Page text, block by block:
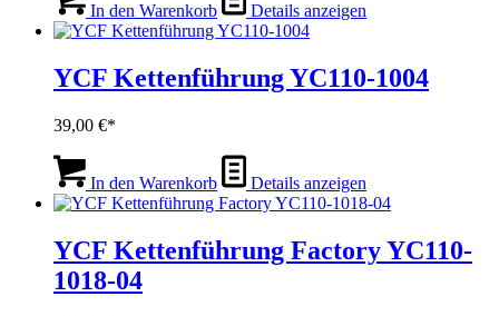
In den Warenkorb Details anzeigen
YCF Kettenführung YC110-1004
39,00 €
In den Warenkorb Details anzeigen
YCF Kettenführung Factory YC110-
1018-04